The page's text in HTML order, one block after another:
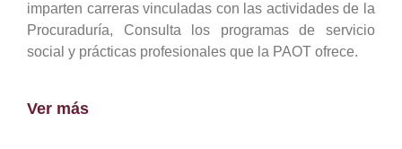
imparten carreras vinculadas con las actividades de la
Procuraduría, Consulta los programas de servicio
social y prácticas profesionales que la PAOT ofrece.
Ver más